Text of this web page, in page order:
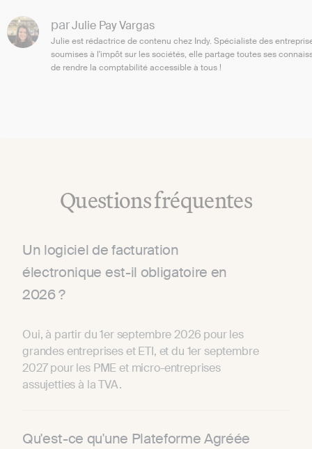
parJulie Pay Vargas
Julie est rédactrice de contenu chez Indy. Spécialiste des
soumises à l'impôt sur les sociétés, elle partage toutes ses
de rendre la comptabilité accessible à tous !
Questions fréquentes
Un logiciel de facturation
électronique est-il obligatoire en
2026 ?
Oui, à partir du 1er septembre 2026 pour les
grandes entreprises et ETI, et du 1er septembre
2027 pour les PME et micro-entreprises
assujetties à la TVA.
Qu'est-ce qu'une Plateforme Agréée